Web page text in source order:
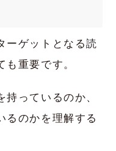
ーゲットとなる読
重要です。
っているのか、
るのかを理解する